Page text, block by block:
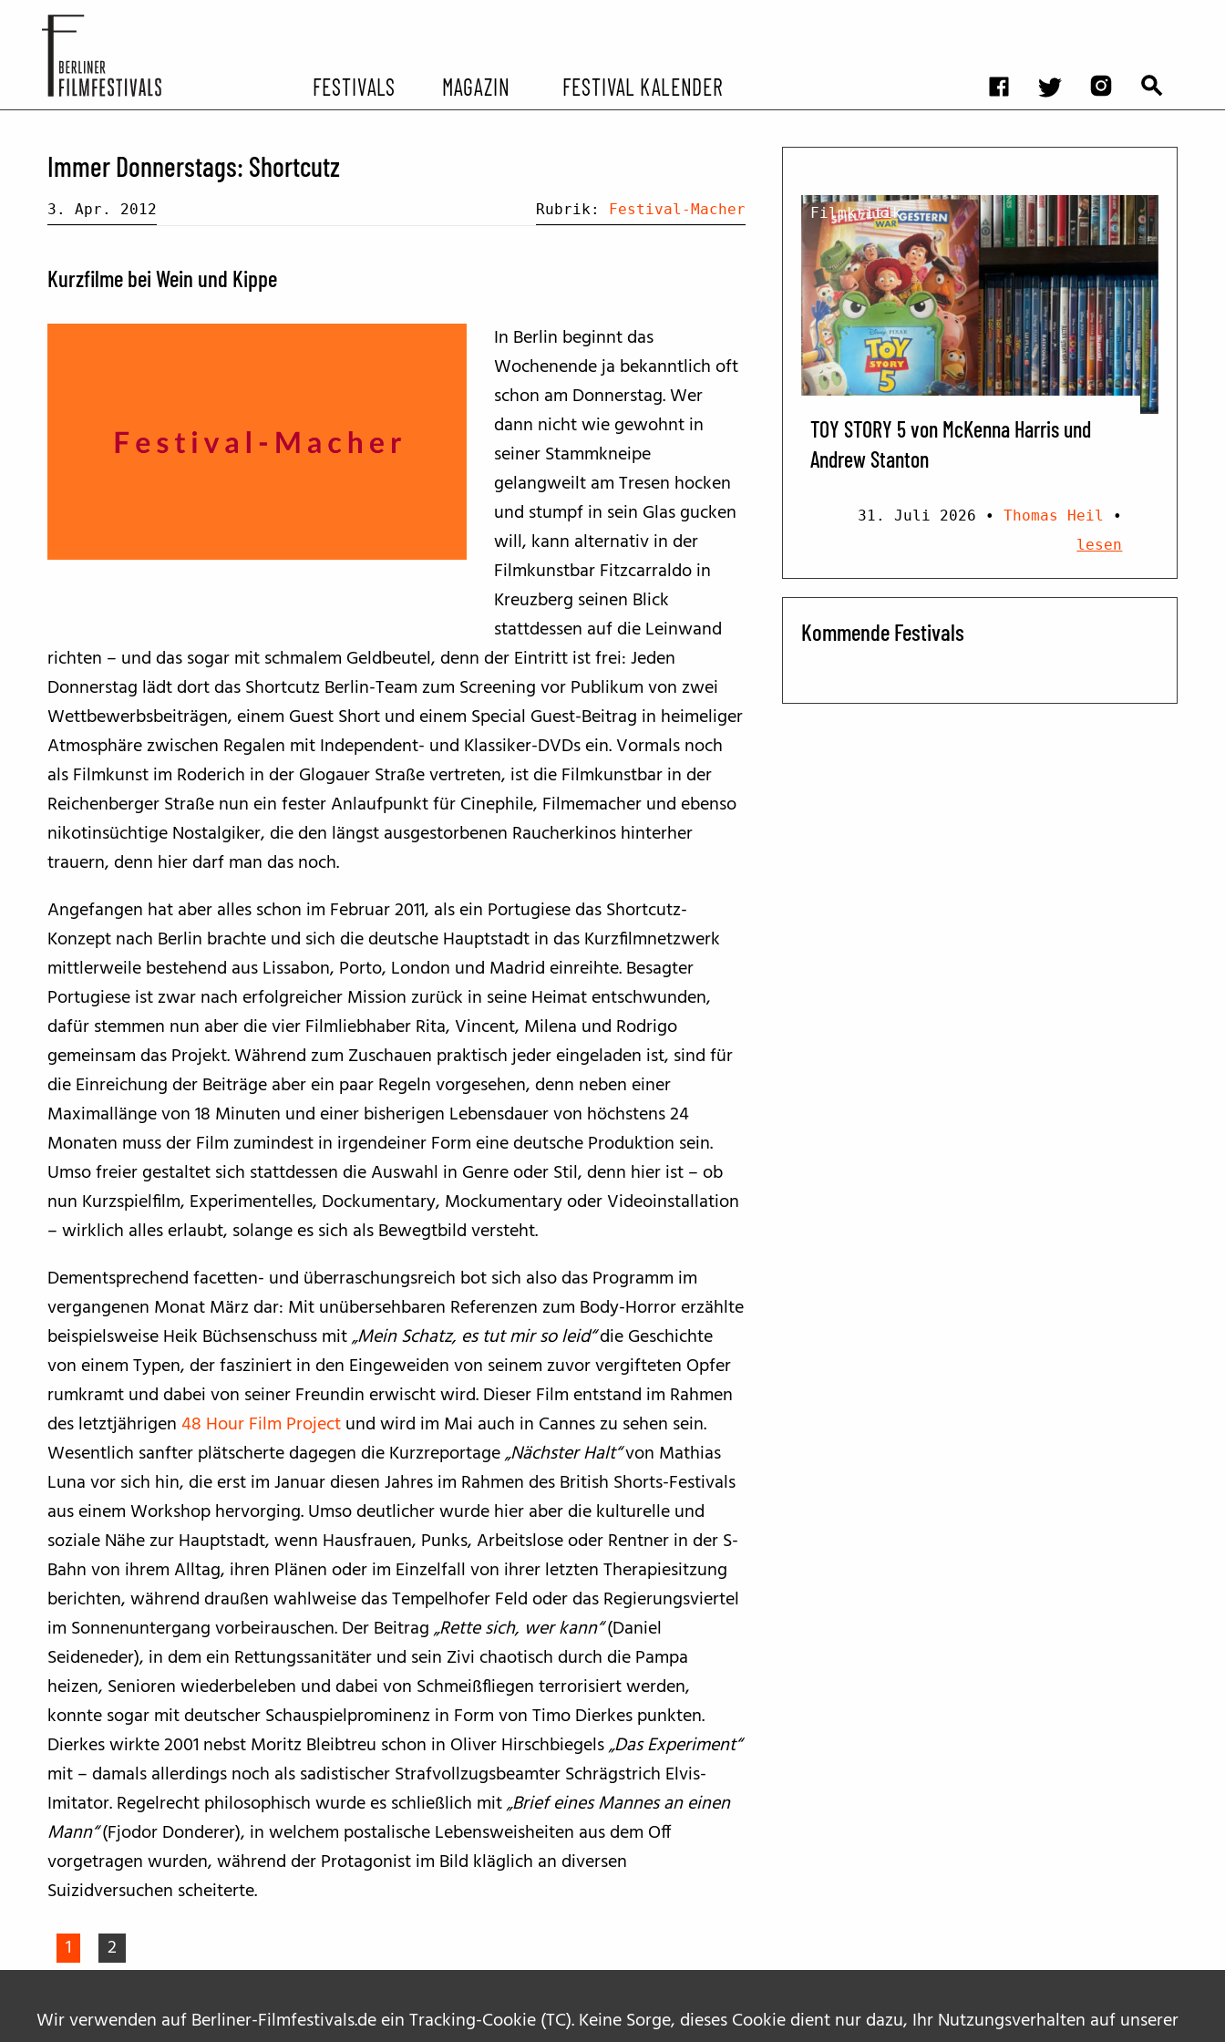
Wir verwenden auf Berliner-Filmfestivals.de ein Tracking-Cookie (TC). Keine Sorge, dieses Cookie dient nur dazu, Ihr Nutzungsverhalten auf unserer
FESTIVALS
ARCHIV EHEMALIGER FILMFESTIVALS
MAGAZIN
FESTIVALBERICHTE
FILMKRITIKEN
FILM- UND SERIEN-TIPPS
BFF ON THE ROAD
FESTIVAL KALENDER
Immer Donnerstags: Shortcutz
3. Apr. 2012 Rubrik: Festival-Macher
Kurzfilme bei Wein und Kippe
In Berlin beginnt das
Wochenende ja bekanntlich oft
schon am Donnerstag. Wer
dann nicht wie gewohnt in
seiner Stammkneipe
gelangweilt am Tresen hocken
und stumpf in sein Glas gucken
will, kann alternativ in der
Filmkunstbar Fitzcarraldo in
Kreuzberg seinen Blick
stattdessen auf die Leinwand
richten – und das sogar mit schmalem Geldbeutel, denn der Eintritt ist frei: Jeden
Donnerstag lädt dort das Shortcutz Berlin-Team zum Screening vor Publikum von zwei
Wettbewerbsbeiträgen, einem Guest Short und einem Special Guest-Beitrag in heimeliger
Atmosphäre zwischen Regalen mit Independent- und Klassiker-DVDs ein. Vormals noch
als Filmkunst im Roderich in der Glogauer Straße vertreten, ist die Filmkunstbar in der
Reichenberger Straße nun ein fester Anlaufpunkt für Cinephile, Filmemacher und ebenso
nikotinsüchtige Nostalgiker, die den längst ausgestorbenen Raucherkinos hinterher
trauern, denn hier darf man das noch.
Angefangen hat aber alles schon im Februar 2011, als ein Portugiese das Shortcutz-
Konzept nach Berlin brachte und sich die deutsche Hauptstadt in das Kurzfilmnetzwerk
mittlerweile bestehend aus Lissabon, Porto, London und Madrid einreihte. Besagter
Portugiese ist zwar nach erfolgreicher Mission zurück in seine Heimat entschwunden,
dafür stemmen nun aber die vier Filmliebhaber Rita, Vincent, Milena und Rodrigo
gemeinsam das Projekt. Während zum Zuschauen praktisch jeder eingeladen ist, sind für
die Einreichung der Beiträge aber ein paar Regeln vorgesehen, denn neben einer
Maximallänge von 18 Minuten und einer bisherigen Lebensdauer von höchstens 24
Monaten muss der Film zumindest in irgendeiner Form eine deutsche Produktion sein.
Umso freier gestaltet sich stattdessen die Auswahl in Genre oder Stil, denn hier ist – ob
nun Kurzspielfilm, Experimentelles, Dockumentary, Mockumentary oder Videoinstallation
– wirklich alles erlaubt, solange es sich als Bewegtbild versteht.
Dementsprechend facetten- und überraschungsreich bot sich also das Programm im
vergangenen Monat März dar: Mit unübersehbaren Referenzen zum Body-Horror erzählte
beispielsweise Heik Büchsenschuss mit„Mein Schatz, es tut mir so leid“die Geschichte
von einem Typen, der fasziniert in den Eingeweiden von seinem zuvor vergifteten Opfer
rumkramt und dabei von seiner Freundin erwischt wird. Dieser Film entstand im Rahmen
des letztjährigen48 Hour Film Projectund wird im Mai auch in Cannes zu sehen sein.
Wesentlich sanfter plätscherte dagegen die Kurzreportage„Nächster Halt“von Mathias
Luna vor sich hin, die erst im Januar diesen Jahres im Rahmen des British Shorts-Festivals
aus einem Workshop hervorging. Umso deutlicher wurde hier aber die kulturelle und
soziale Nähe zur Hauptstadt, wenn Hausfrauen, Punks, Arbeitslose oder Rentner in der S-
Bahn von ihrem Alltag, ihren Plänen oder im Einzelfall von ihrer letzten Therapiesitzung
berichten, während draußen wahlweise das Tempelhofer Feld oder das Regierungsviertel
im Sonnenuntergang vorbeirauschen. Der Beitrag„Rette sich, wer kann“(Daniel
Seideneder), in dem ein Rettungssanitäter und sein Zivi chaotisch durch die Pampa
heizen, Senioren wiederbeleben und dabei von Schmeißfliegen terrorisiert werden,
konnte sogar mit deutscher Schauspielprominenz in Form von Timo Dierkes punkten.
Dierkes wirkte 2001 nebst Moritz Bleibtreu schon in Oliver Hirschbiegels„Das Experiment“
mit – damals allerdings noch als sadistischer Strafvollzugsbeamter Schrägstrich Elvis-
Imitator. Regelrecht philosophisch wurde es schließlich mit„Brief eines Mannes an einen
Mann“(Fjodor Donderer), in welchem postalische Lebensweisheiten aus dem Off
vorgetragen wurden, während der Protagonist im Bild kläglich an diversen
Suizidversuchen scheiterte.
1
2
Filmkritik
TOY STORY 5 von McKenna Harris und
Andrew Stanton
31. Juli 2026 • Thomas Heil
•
lesen
Kommende Festivals